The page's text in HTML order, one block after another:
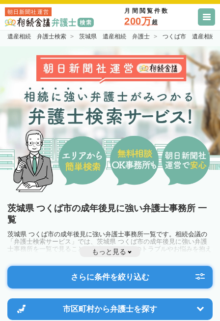
朝日新聞社運営 月間閲覧件数
200万超
遺産相続 弁護士検索 茨城県 遺産相続 弁護士 つくば市 遺産相続
茨城県 つくば市の成年後見に強い弁護士事務所 一
覧
茨城県 つくば市の成年後見に強い弁護士事務所一覧です。相続会議の
「弁護士検索サービス」では、茨城県 つくば市の成年後見に強い弁護
士事務所を一覧で見ることが出来ます。相続のトラブルやお悩みを抱え
ている方は一度近隣の弁護士に相談してみましょう。
もっと見る
さらに条件を絞り込む
市区町村から弁護士を探す